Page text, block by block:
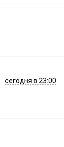
сегодня в 23:00